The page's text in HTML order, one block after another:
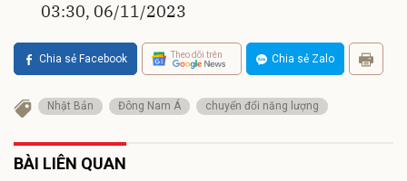
03:30, 06/11/2023
Chia sẻ Facebook Theo dõi trên Chia sẻ Zalo
Nhật Bản Đông Nam Á chuyển đổi năng lượng
BÀI LIÊN QUAN